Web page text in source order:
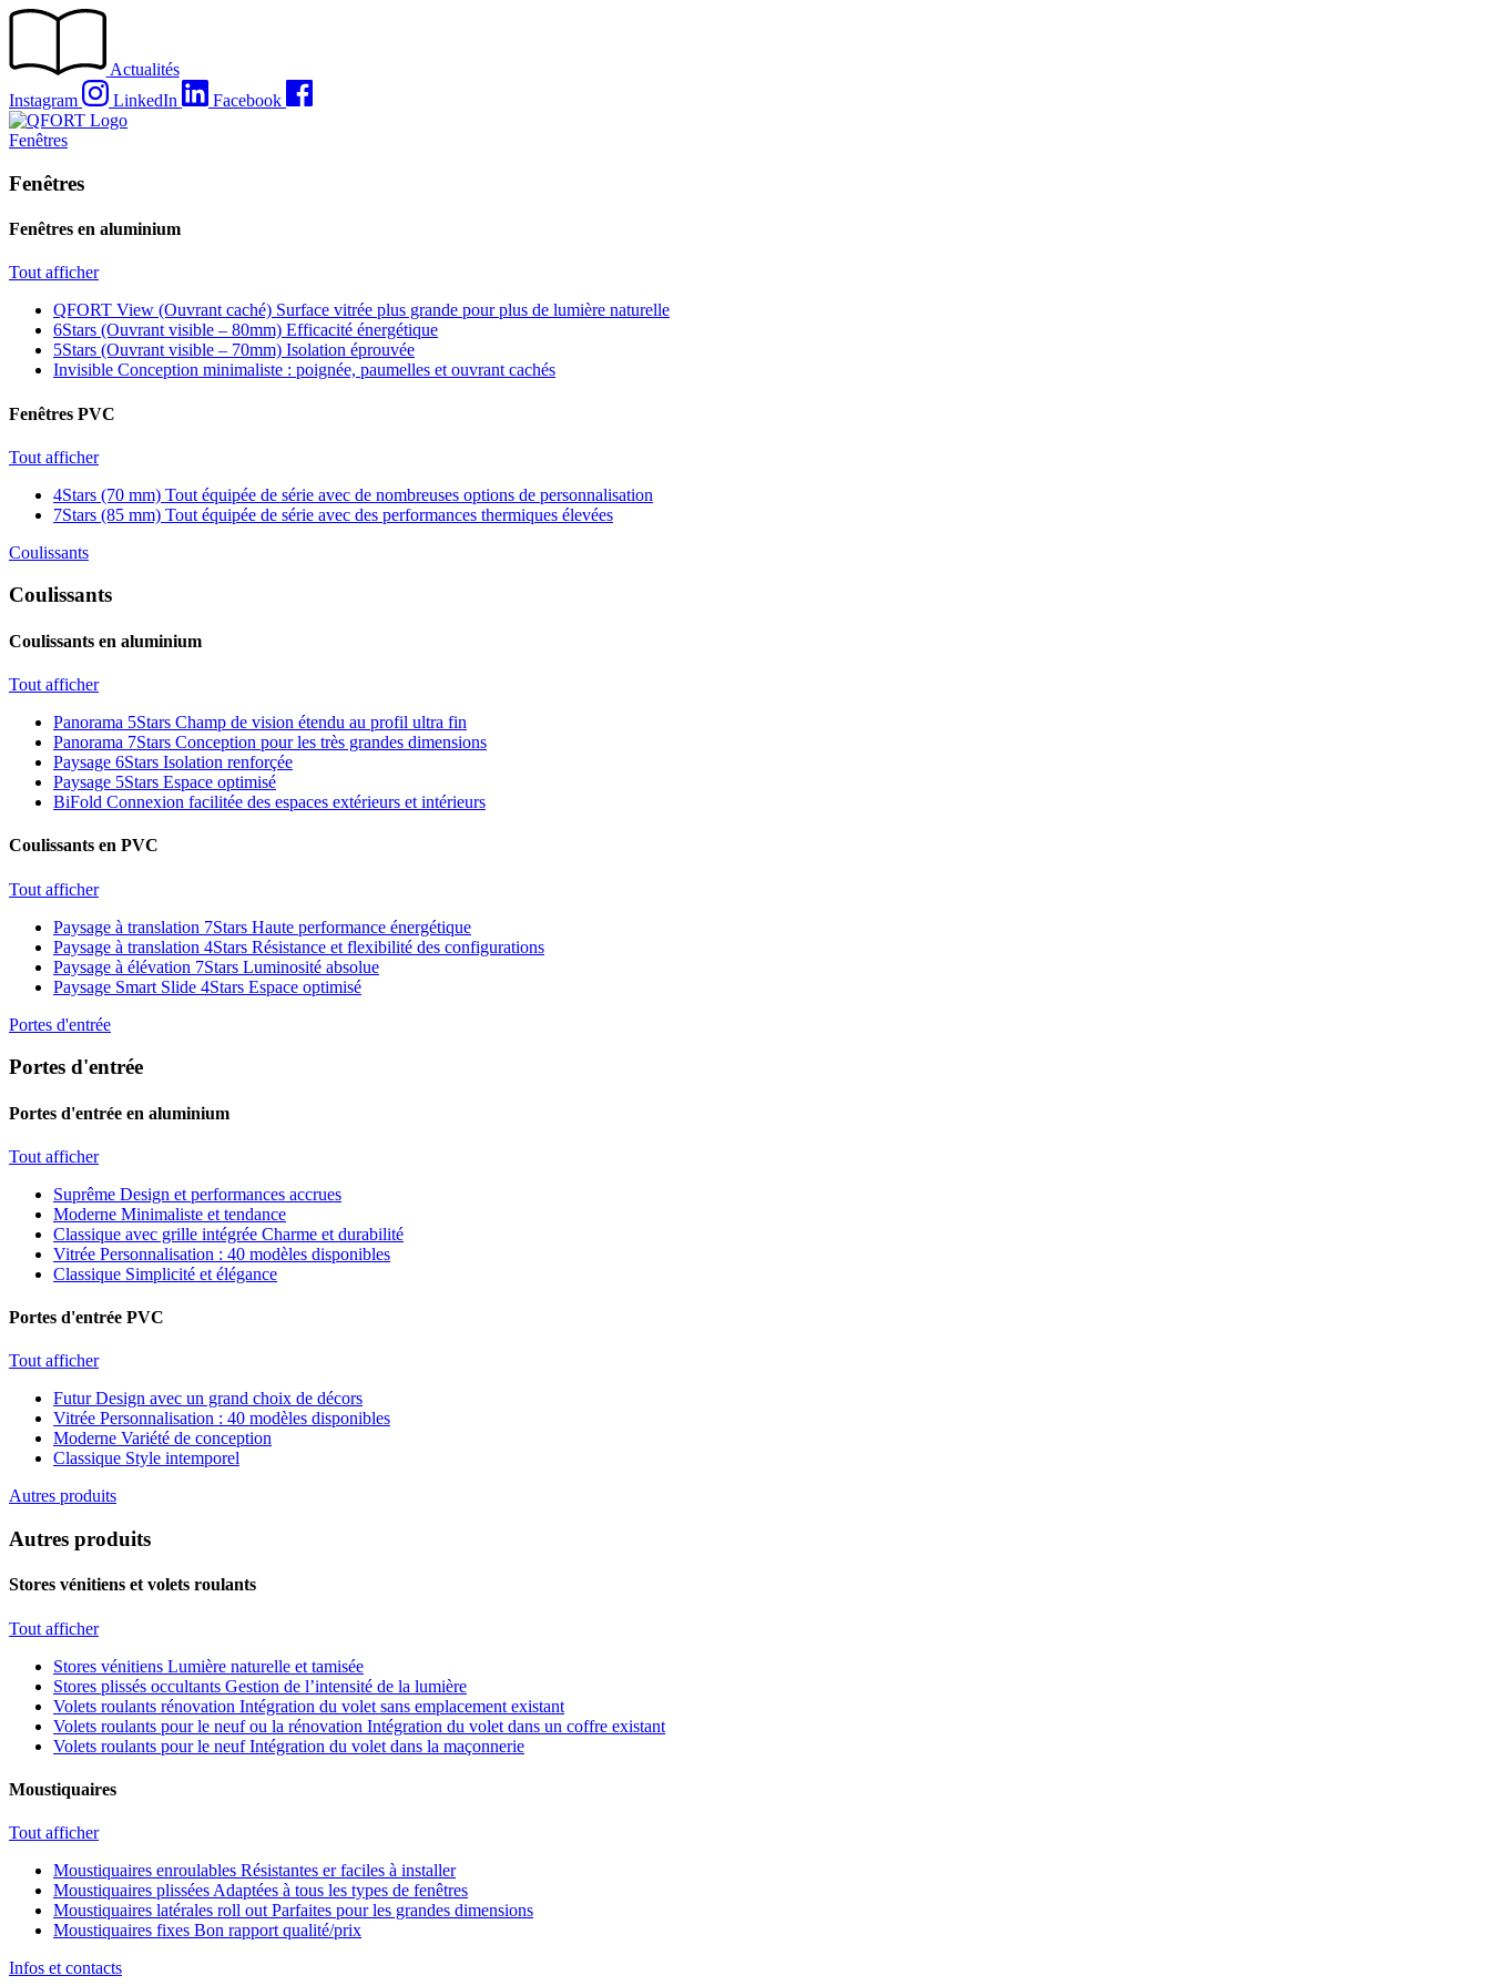
Passer
Actualités
Instagram
LinkedIn Facebook
Fenêtres
Fenêtres
Fenêtres en aluminium
Tout afficher
QFORT View (Ouvrant caché) Surface vitrée plus grande pour plus de lumière naturelle
6Stars (Ouvrant visible – 80mm) Efficacité énergétique
5Stars (Ouvrant visible – 70mm) Isolation éprouvée
Invisible Conception minimaliste : poignée, paumelles et ouvrant cachés
Fenêtres PVC
Tout afficher
4Stars (70 mm) Tout équipée de série avec de nombreuses options de personnalisation
7Stars (85 mm) Tout équipée de série avec des performances thermiques élevées
Coulissants
Coulissants
Coulissants en aluminium
Tout afficher
Panorama 5Stars Champ de vision étendu au profil ultra fin
Panorama 7Stars Conception pour les très grandes dimensions
Paysage 6Stars Isolation renforçée
Paysage 5Stars Espace optimisé
BiFold Connexion facilitée des espaces extérieurs et intérieurs
Coulissants en PVC
Tout afficher
Paysage à translation 7Stars Haute performance énergétique
Paysage à translation 4Stars Résistance et flexibilité des configurations
Paysage à élévation 7Stars Luminosité absolue
Paysage Smart Slide 4Stars Espace optimisé
Portes d'entrée
Portes d'entrée
Portes d'entrée en aluminium
Tout afficher
Suprême Design et performances accrues
Moderne Minimaliste et tendance
Classique avec grille intégrée Charme et durabilité
Vitrée Personnalisation : 40 modèles disponibles
Classique Simplicité et élégance
Portes d'entrée PVC
Tout afficher
Futur Design avec un grand choix de décors
Vitrée Personnalisation : 40 modèles disponibles
Moderne Variété de conception
Classique Style intemporel
Autres produits
Autres produits
Stores vénitiens et volets roulants
Tout afficher
Stores vénitiens Lumière naturelle et tamisée
Stores plissés occultants Gestion de l’intensité de la lumière
Volets roulants rénovation Intégration du volet sans emplacement existant
Volets roulants pour le neuf ou la rénovation Intégration du volet dans un coffre existant
Volets roulants pour le neuf Intégration du volet dans la maçonnerie
Moustiquaires
Tout afficher
Moustiquaires enroulables Résistantes er faciles à installer
Moustiquaires plissées Adaptées à tous les types de fenêtres
Moustiquaires latérales roll out Parfaites pour les grandes dimensions
Moustiquaires fixes Bon rapport qualité/prix
Infos et contacts